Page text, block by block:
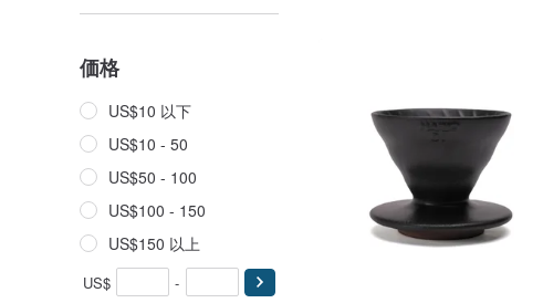
価格
US$10 以下
US$10 - 50
US$50 - 100
US$100 - 150
US$150 以上
US$ -